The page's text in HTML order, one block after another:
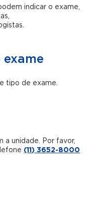
indicar o exame,
exame
tipo de exame.
a unidade. Por favor,
(11) 3652-8000